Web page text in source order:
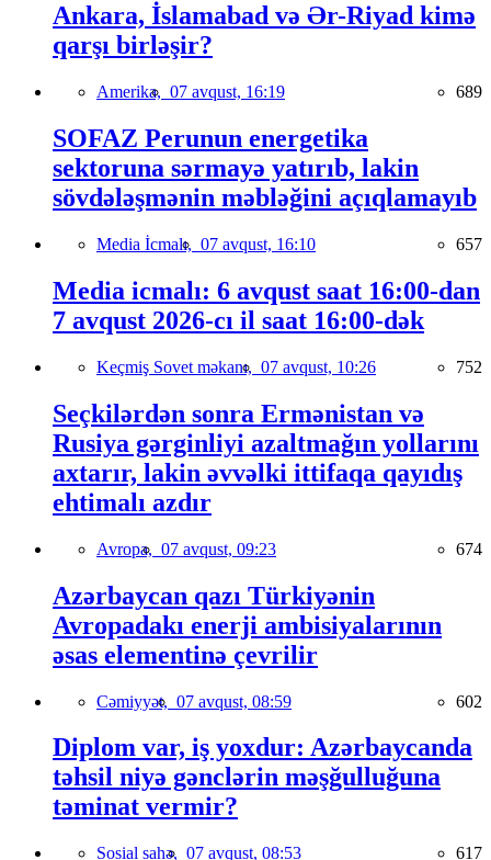
Ankara, İslamabad və Ər-Riyad kimə
qarşı birləşir?
Amerika, 07 avqust, 16:19 689
SOFAZ Perunun energetika
sektoruna sərmayə yatırıb, lakin
sövdələşmənin məbləğini açıqlamayıb
Media İcmalı, 07 avqust, 16:10 657
Media icmalı: 6 avqust saat 16:00-dan
7 avqust 2026-cı il saat 16:00-dək
Keçmiş Sovet məkanı, 07 avqust, 10:26 752
Seçkilərdən sonra Ermənistan və
Rusiya gərginliyi azaltmağın yollarını
axtarır, lakin əvvəlki ittifaqa qayıdış
ehtimalı azdır
Avropa, 07 avqust, 09:23 674
Azərbaycan qazı Türkiyənin
Avropadakı enerji ambisiyalarının
əsas elementinə çevrilir
Cəmiyyət, 07 avqust, 08:59 602
Diplom var, iş yoxdur: Azərbaycanda
təhsil niyə gənclərin məşğulluğuna
təminat vermir?
Sosial sahə, 07 avqust, 08:53 617